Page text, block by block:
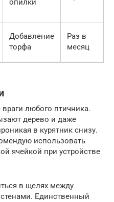
опилки
Добавление
торфа
Раз в
месяц
любого птичника.
дерево и даже
в курятник снизу.
использовать
ячейкой при устройстве
в щелях между
Единственный